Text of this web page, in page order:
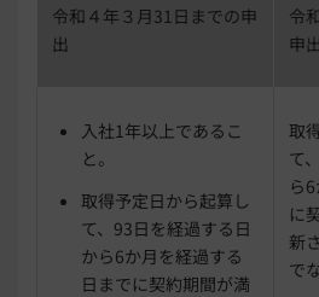
令和４年３月31日までの申
出
令
申
入社1年以上であるこ
と。
取得予定日から起算し
て、93日を経過する日
から6か月を経過する
日までに契約期間が満
取
て
ら
に
新
で